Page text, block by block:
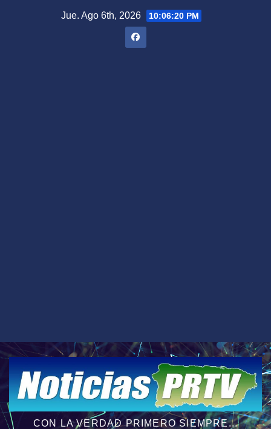
Jue. Ago 6th, 2026 10:06:21 PM
CON LA VERDAD PRIMERO SIEMPRE...